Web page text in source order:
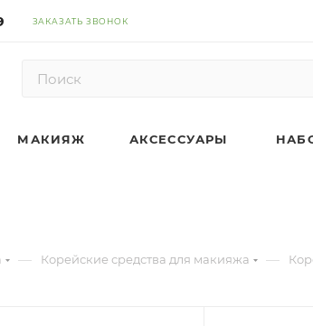
ЗАКАЗАТЬ ЗВОНОК
МАКИЯЖ АКСЕССУАРЫ
— Корейские средства для макияжа —